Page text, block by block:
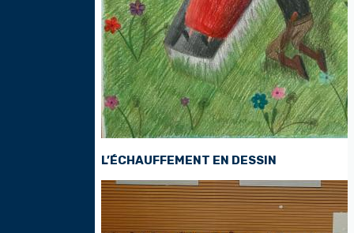
L’ÉCHAUFFEMENT EN DESSIN
Thumbnail